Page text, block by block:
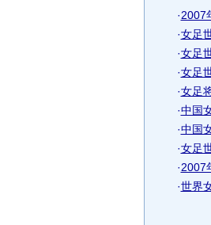
·2007
·女足
·女足
·女足
·女足
·中国
·中国
·女足
·2007
·世界